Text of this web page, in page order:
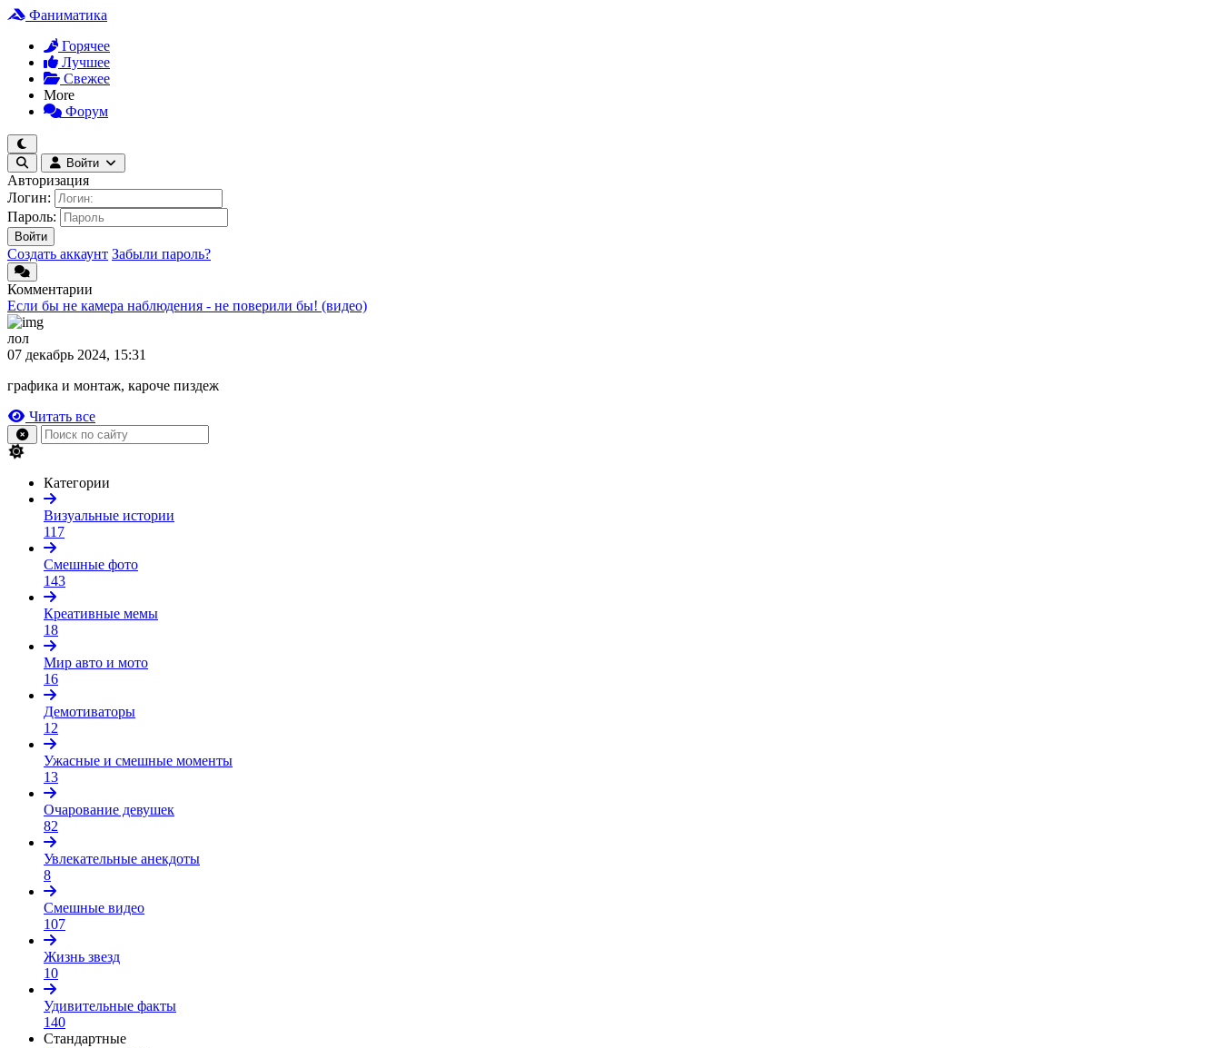
Фаниматика
Горячее
Лучшее
Свежее
More
Форум
Войти
Авторизация
Логин:
Пароль:
Войти
Создать аккаунт Забыли пароль?
Комментарии
Если бы не камера наблюдения - не поверили бы! (видео)
лол
07 декабрь 2024, 15:31
графика и монтаж, кароче пиздеж
Читать все
Категории
Визуальные истории
117
Смешные фото
143
Креативные мемы
18
Мир авто и мото
16
Демотиваторы
12
Ужасные и смешные моменты
13
Очарование девушек
82
Увлекательные анекдоты
8
Смешные видео
107
Жизнь звезд
10
Удивительные факты
140
Стандартные